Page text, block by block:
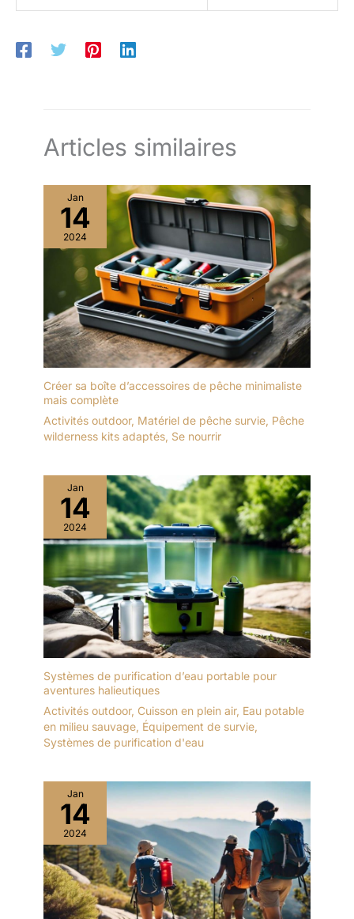
Articles similaires
Jan
14
2024
Créer sa boîte d’accessoires de pêche minimaliste
mais complète
Activités outdoor, Matériel de pêche survie, Pêche
wilderness kits adaptés, Se nourrir
Jan
14
2024
Systèmes de purification d’eau portable pour
aventures halieutiques
Activités outdoor, Cuisson en plein air, Eau potable
en milieu sauvage, Équipement de survie,
Systèmes de purification d'eau
Jan
14
2024